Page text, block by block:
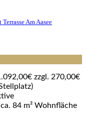
Am Aasee
zzgl. 270,00€
84 m² Wohnfläche